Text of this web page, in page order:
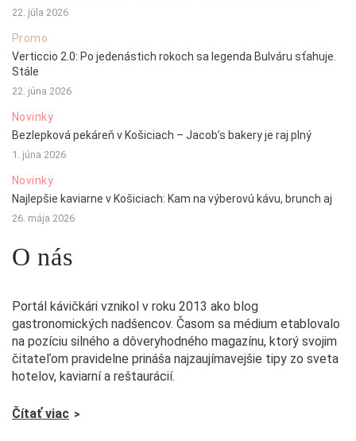
22. júla 2026
Promo
Verticcio 2.0: Po jedenástich rokoch sa legenda Bulváru sťahuje.
Stále
22. júna 2026
Novinky
Bezlepková pekáreň v Košiciach – Jacob’s bakery je raj plný
1. júna 2026
Novinky
Najlepšie kaviarne v Košiciach: Kam na výberovú kávu, brunch aj
26. mája 2026
O nás
Portál kávičkári vznikol v roku 2013 ako blog
gastronomických nadšencov. Časom sa médium etablovalo
na pozíciu silného a dôveryhodného magazínu, ktorý svojim
čitateľom pravidelne prináša najzaujímavejšie tipy zo sveta
hotelov, kaviarní a reštaurácií.
Čítať viac